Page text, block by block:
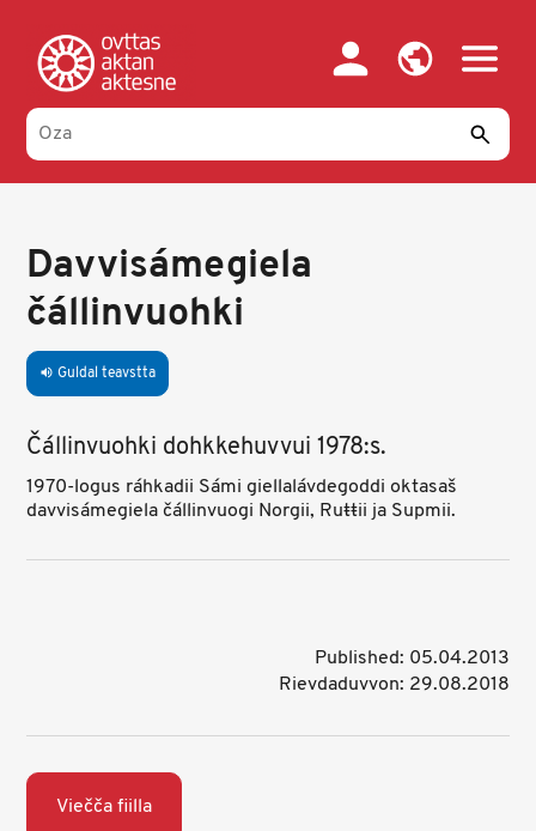
main
content
Davvisámegiela
čállinvuohki
volume_up Guldal teavstta
Čállinvuohki dohkkehuvvui 1978:s.
1970-logus ráhkadii Sámi giellalávdegoddi oktasaš
davvisámegiela čállinvuogi Norgii, Ruŧŧii ja Supmii.
Published: 05.04.2013
Rievdaduvvon: 29.08.2018
Viečča fiilla